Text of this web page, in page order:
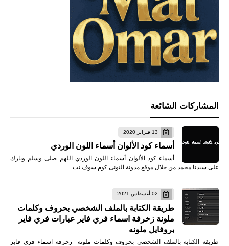
المشاركات الشائعة
13 فبراير 2020
أسماء كود الألوان أسماء اللون الوردي
أسماء كود الألوان أسماء اللون الوردي اللهم صلى وسلم وبارك
على سيدنا محمد من خلال موقع مدونة التونى كوم سوف نت…
02 أغسطس 2021
طريقة الكتابة بالملف الشخصي بحروف وكلمات
ملونة زخرفة اسماء فري فاير عبارات فري فاير
بروفايل ملونه
طريقة الكتابة بالملف الشخصي بحروف وكلمات ملونة زخرفة اسماء فري فاير